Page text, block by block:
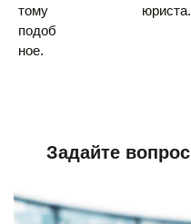
тому
подоб
ное.
юриста.
Задайте